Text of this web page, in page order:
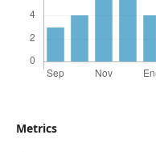
Metrics